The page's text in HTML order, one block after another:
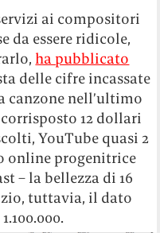
ai compositori
da essere ridicole,
ha pubblicato
delle cifre incassate
canzone nell’ultimo
12 dollari
YouTube quasi 2
online progenitrice
– la bellezza di 16
tuttavia, il dato